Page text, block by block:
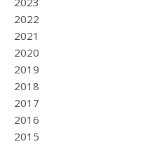
2022
2021
2020
2019
2018
2017
2016
2015